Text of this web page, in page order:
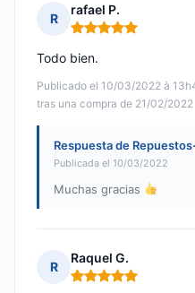
R
rafael P.
Nota: 5 de 5
Publicado el 10/03/2022 à
tras una compra de 21/02/2022
Todo bien.
Respuesta de
Publicada el 10/03/2022
Muchas gracias
R
Raquel G.
Nota: 5 de 5